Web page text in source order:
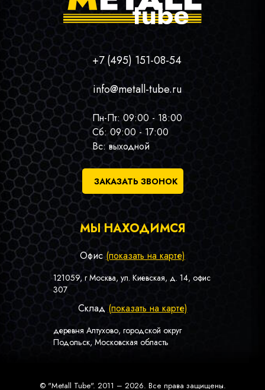
+7 (495) 151-08-54
info@metall-tube.ru
Пн-Пт: 09:00 - 18:00
Сб: 09:00 - 17:00
Вс: выходной
ЗАКАЗАТЬ ЗВОНОК
МЫ НАХОДИМСЯ
Офис (показать на карте)
121059, г Москва, ул. Киевская, д. 14, офис
307
Склад (показать на карте)
деревня Алтухово, городской округ
Подольск, Московская область
© "Metall Tube". 2011 – 2026. Все права защищены.